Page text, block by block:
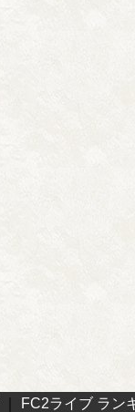
FC2ライブ ラン